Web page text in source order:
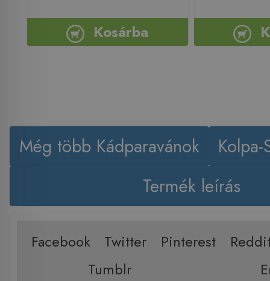
Kosárba
Még több Kádparavánok
Termék leírás
Facebook Twitter Pinterest
Tumblr